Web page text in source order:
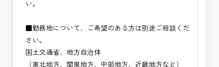
い。
■勤務地について、ご希望のある方は別途ご相談くだ
さい。
国土交通省、地方自治体
（東北地方、関東地方、中部地方、近畿地方など）